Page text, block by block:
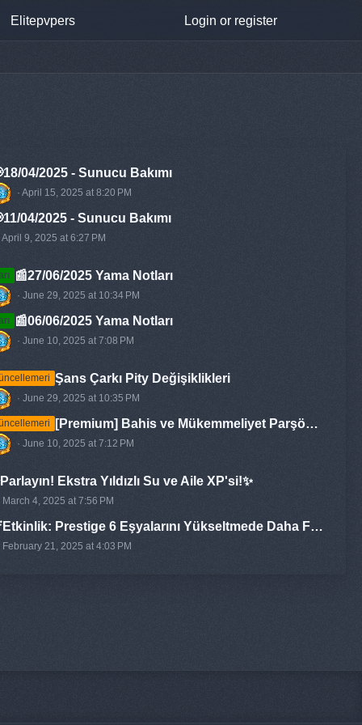
Elitepvpers Login or register
04/2025 - Sunucu Bakımı
April 15, 2025 at 8:20 PM
04/2025 - Sunucu Bakımı
April 9, 2025 at 6:27 PM
📰27/06/2025 Yama Notları
June 29, 2025 at 10:34 PM
📰06/06/2025 Yama Notları
June 10, 2025 at 7:08 PM
Şans Çarkı Pity Değişiklikleri
June 29, 2025 at 10:35 PM
[Premium] Bahis ve Mükemmeliyet Parşömeni'ni tanıtmaktan mutluluk duyuyoruz!
June 10, 2025 at 7:12 PM
Ekstra Yıldızlı Su ve Aile XP'si!✨
March 4, 2025 at 7:56 PM
Prestige 6 Eşyalarını Yükseltmede Daha Fazla Başarı
February 21, 2025 at 4:03 PM